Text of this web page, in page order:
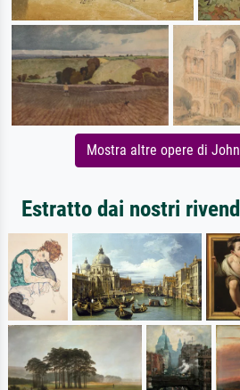
Mostra altre opere di
Estratto dai nostri